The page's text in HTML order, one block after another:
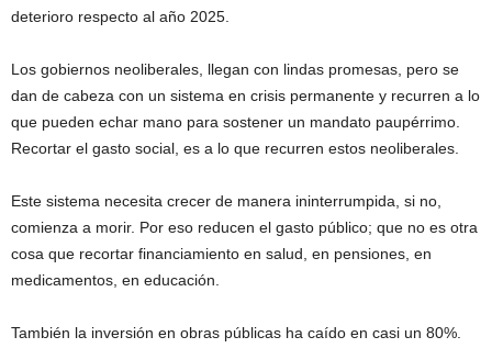
deterioro respecto al año 2025.
Los gobiernos neoliberales, llegan con lindas promesas, pero se
dan de cabeza con un sistema en crisis permanente y recurren a lo
que pueden echar mano para sostener un mandato paupérrimo.
Recortar el gasto social, es a lo que recurren estos neoliberales.
Este sistema necesita crecer de manera ininterrumpida, si no,
comienza a morir. Por eso reducen el gasto público; que no es otra
cosa que recortar financiamiento en salud, en pensiones, en
medicamentos, en educación.
También la inversión en obras públicas ha caído en casi un 80%.